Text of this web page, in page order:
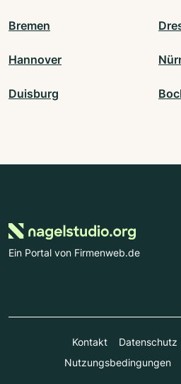
Bremen
Hannover
Duisburg
Ein Portal von Firmenweb.de
Kontakt Datenschutz
Nutzungsbedingungen